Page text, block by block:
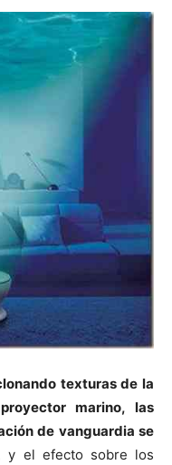
texturas de la
marino, las
de vanguardia se
y el efecto sobre los